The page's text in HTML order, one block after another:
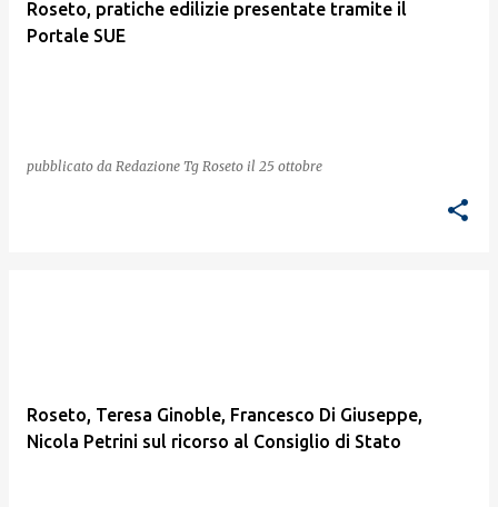
Roseto, pratiche edilizie presentate tramite il
Portale SUE
pubblicato da Redazione Tg Roseto il 25 ottobre
Roseto, Teresa Ginoble, Francesco Di Giuseppe,
Nicola Petrini sul ricorso al Consiglio di Stato